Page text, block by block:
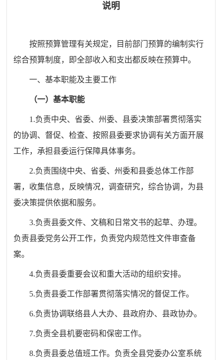
说明
按照预算管理有关规定，目前部门预算的编制实行
综合预算制度，即全部收入和支出都反映在预算中。
一、基本职能及主要工作
（一）基本职能
1.负责中央、省委、州委、县委决策部署贯彻落实
的协调、督促、检查、按照县委要求协调有关方面开展
工作，承担县委运行保障具体事务。
2.负责围绕中央、省委、州委和县委总体工作部
署，收集信息，反映情况，调查研究，综合协调，为县
委决策提供依据和服务。
3.负责县委文件、文稿和日常文书的起草、办理。
负责县委党务公开工作，负责党内规范性文件审查备
案。
4.负责县委重要会议和重大活动的组织安排。
5.负责县委工作部署贯彻落实情况的督促工作。
6.负责协调联络县人大办、县政府办、县政协办。
7.负责全县机要密码和保密工作。
8.负责县委总值班工作。负责全县党委办公室系统